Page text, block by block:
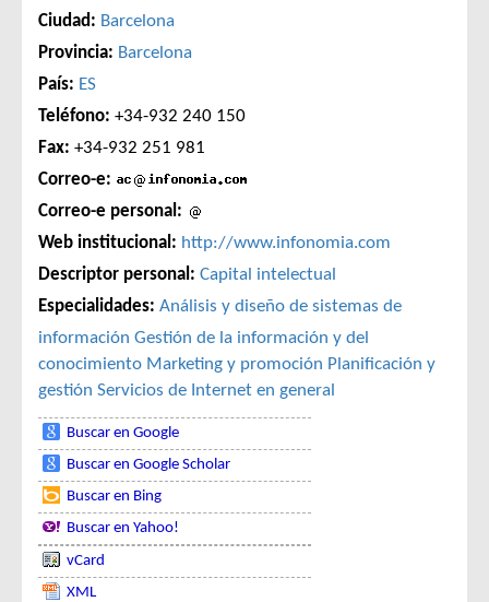
Ciudad: Barcelona
Provincia: Barcelona
País: ES
Teléfono: +34-932 240 150
Fax: +34-932 251 981
Correo-e:
Correo-e personal:
Web institucional: http://www.infonomia.com
Descriptor personal: Capital intelectual
Especialidades: Análisis y diseño de sistemas de
información Gestión de la información y del
conocimiento Marketing y promoción Planificación y
gestión Servicios de Internet en general
Buscar en Google
Buscar en Google Scholar
Buscar en Bing
Buscar en Yahoo!
vCard
XML